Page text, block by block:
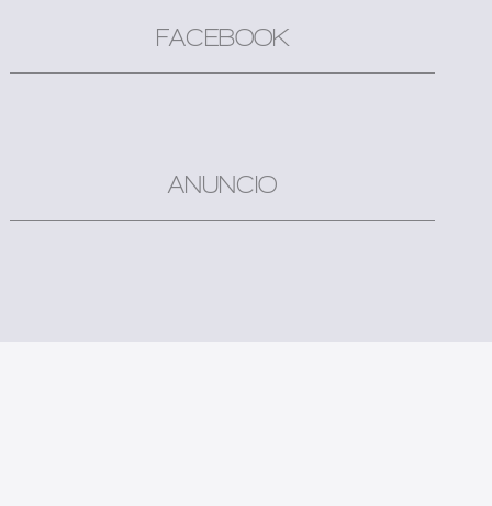
FACEBOOK
ANUNCIO